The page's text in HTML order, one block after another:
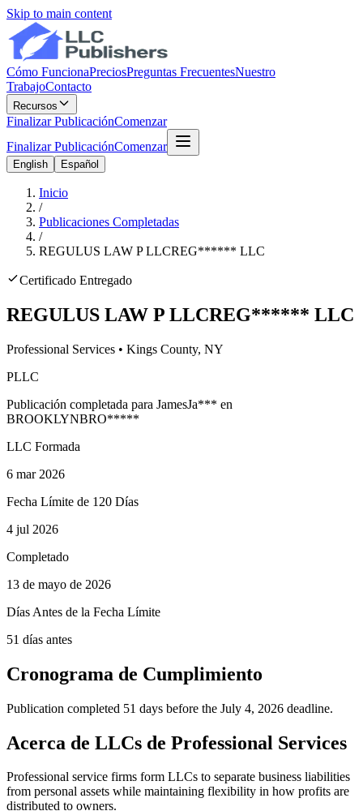
Skip to main content
Cómo FuncionaPreciosPreguntas FrecuentesNuestro
TrabajoContacto
Recursos
Finalizar PublicaciónComenzar
Finalizar PublicaciónComenzar
English Español
Inicio
/
Publicaciones Completadas
/
REGULUS LAW P LLCREG****** LLC
Certificado Entregado
REGULUS LAW P LLCREG****** LLC
Professional Services • Kings County, NY
PLLC
Publicación completada para JamesJa*** en
BROOKLYNBRO*****
LLC Formada
6 mar 2026
Fecha Límite de 120 Días
4 jul 2026
Completado
13 de mayo de 2026
Días Antes de la Fecha Límite
51 días antes
Cronograma de Cumplimiento
Publication completed 51 days before the July 4, 2026 deadline.
Acerca de LLCs de Professional Services
Professional service firms form LLCs to separate business liabilities
from personal assets while maintaining flexibility in how profits are
distributed to owners.